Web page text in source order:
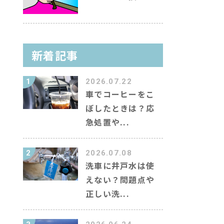
新着記事
1 2026.07.22
車でコーヒーをこ
ぼしたときは？応
急処置や...
2 2026.07.08
洗車に井戸水は使
えない？問題点や
正しい洗...